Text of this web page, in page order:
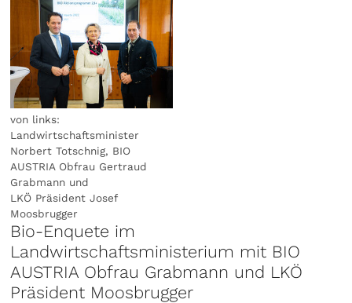
von links:
Landwirtschaftsminister
Norbert Totschnig, BIO
AUSTRIA Obfrau Gertraud
Grabmann und
LKÖ Präsident Josef
Moosbrugger
Bio-Enquete im
Landwirtschaftsministerium mit BIO
AUSTRIA Obfrau Grabmann und LKÖ
Präsident Moosbrugger